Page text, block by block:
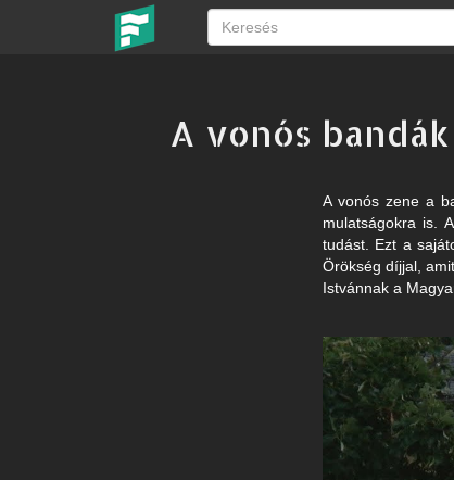
A vonós
A vonós zene a
mulatságokra is.
tudást. Ezt a
Örökség díjjal,
Istvánnak a